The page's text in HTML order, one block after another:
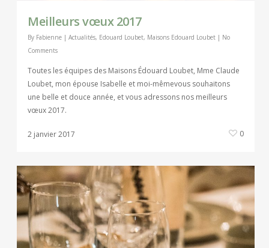
Meilleurs vœux 2017
By Fabienne | Actualités, Edouard Loubet, Maisons Edouard Loubet | No
Comments
Toutes les équipes des Maisons Édouard Loubet, Mme Claude
Loubet, mon épouse Isabelle et moi-mêmevous souhaitons
une belle et douce année, et vous adressons nos meilleurs
vœux 2017.
2 janvier 2017 0